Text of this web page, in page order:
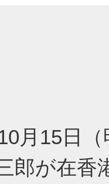
月15日
郎が在香